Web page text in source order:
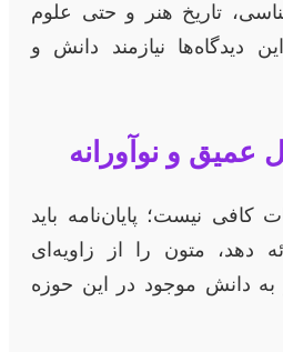
تاریخ هنر و حتی علوم
دیدگاه‌ها نیازمند دانش و
کافی نیست؛ پایان‌نامه باید
دهد، متون را از زاویه‌ای
دانش موجود در این حوزه